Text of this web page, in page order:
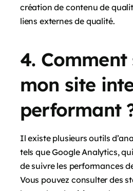
création de contenu de
liens externes de qualité.
4.
mon site
performant
Il existe plusieurs outils
tels que Google Analytics,
de suivre les performances
Vous pouvez consulter des